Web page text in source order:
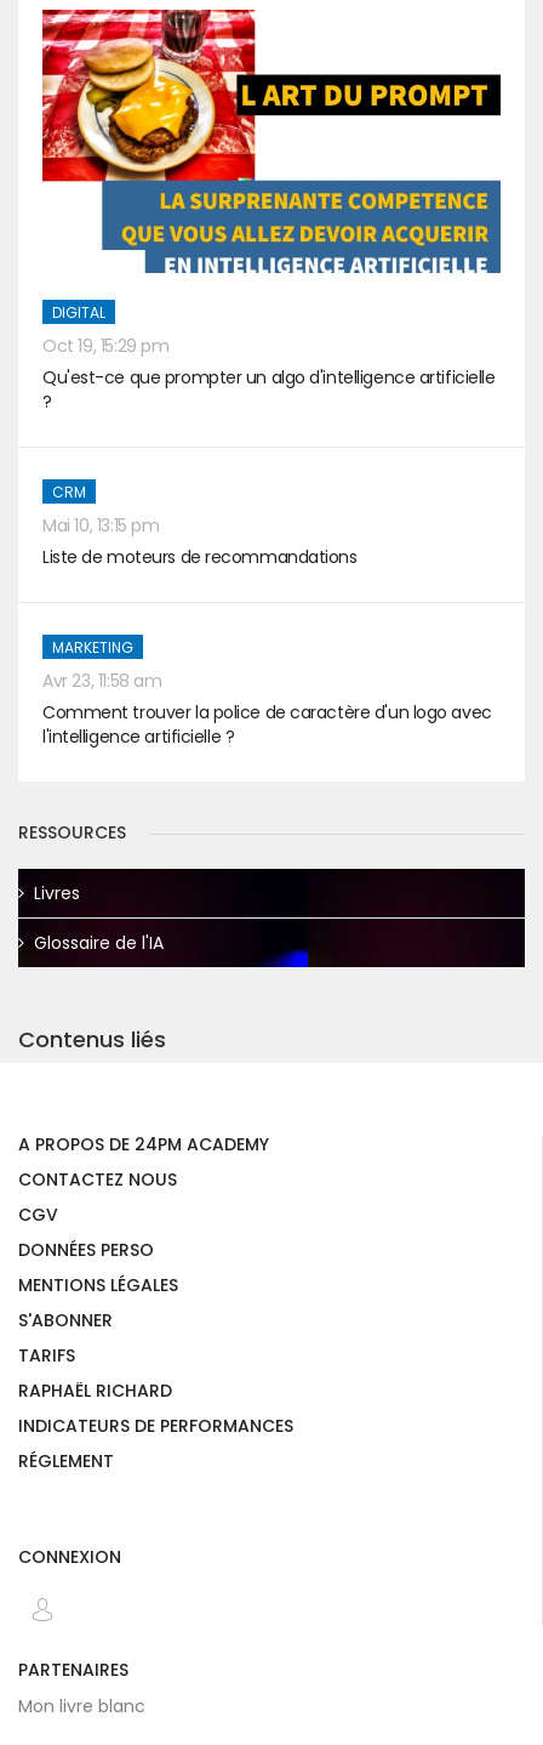
DIGITAL
Oct 19, 15:29 pm
Qu'est-ce que prompter un algo d'intelligence artificielle
?
CRM
Mai 10, 13:15 pm
Liste de moteurs de recommandations
MARKETING
Avr 23, 11:58 am
Comment trouver la police de caractère d'un logo avec
l'intelligence artificielle ?
RESSOURCES
Livres
Glossaire de l'IA
Contenus liés
A PROPOS DE 24PM ACADEMY
CONTACTEZ NOUS
CGV
DONNÉES PERSO
MENTIONS LÉGALES
S'ABONNER
TARIFS
RAPHAËL RICHARD
INDICATEURS DE PERFORMANCES
RÉGLEMENT
CONNEXION
PARTENAIRES
Mon livre blanc